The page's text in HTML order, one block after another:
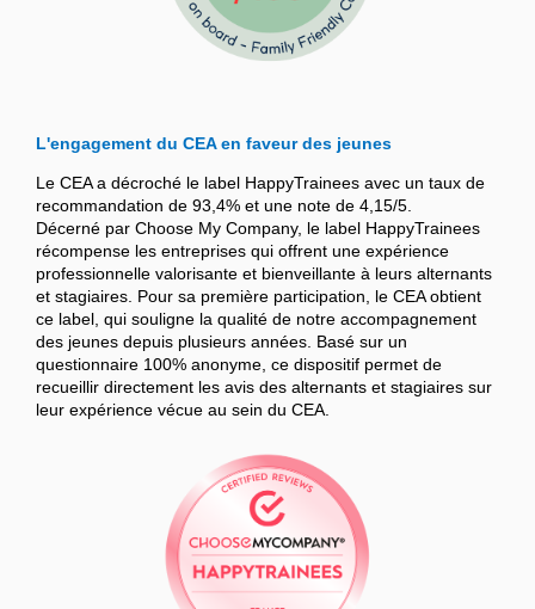
L'engagement du CEA en faveur des jeunes
Le CEA a décroché le label HappyTrainees avec un taux de
recommandation de 93,4% et une note de 4,15/5.
Décerné par Choose My Company, le label HappyTrainees
récompense les entreprises qui offrent une expérience
professionnelle valorisante et bienveillante à leurs alternants
et stagiaires. Pour sa première participation, le CEA obtient
ce label, qui souligne la qualité de notre accompagnement
des jeunes depuis plusieurs années. Basé sur un
questionnaire 100% anonyme, ce dispositif permet de
recueillir directement les avis des alternants et stagiaires sur
leur expérience vécue au sein du CEA.